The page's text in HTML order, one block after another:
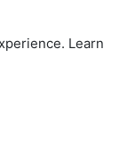
Learn